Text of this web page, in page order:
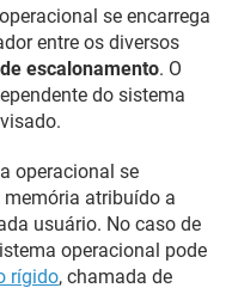
se encarrega
entre os diversos
escalonamento. O
do sistema
operacional se
memória atribuído a
usuário. No caso de
operacional pode
rígido, chamada de